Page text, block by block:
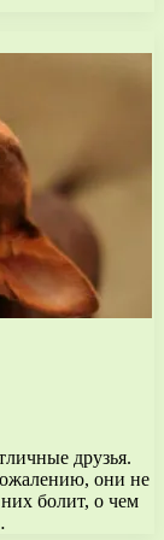
друзья.
они не
них болит, о чем